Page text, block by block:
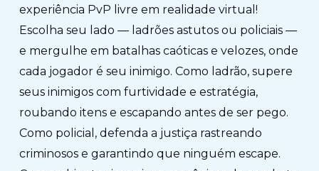
experiência PvP livre em realidade virtual!
Escolha seu lado — ladrões astutos ou policiais —
e mergulhe em batalhas caóticas e velozes, onde
cada jogador é seu inimigo. Como ladrão, supere
seus inimigos com furtividade e estratégia,
roubando itens e escapando antes de ser pego.
Como policial, defenda a justiça rastreando
criminosos e garantindo que ninguém escape.